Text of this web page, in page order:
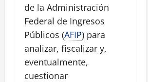
de la Administración
Federal de Ingresos
Públicos (AFIP) para
analizar, fiscalizar y,
eventualmente,
cuestionar